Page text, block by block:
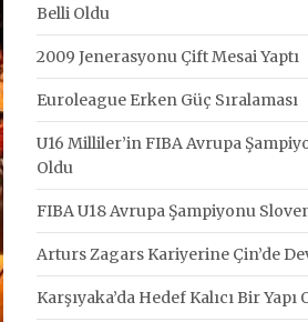
Belli Oldu
2009 Jenerasyonu Çift Mesai Yaptı
Euroleague Erken Güç Sıralaması
U16 Milliler’in FIBA Avrupa
Oldu
FIBA U18 Avrupa Şampiyonu
Arturs Zagars Kariyerine Çin’de
Karşıyaka’da Hedef Kalıcı Bir